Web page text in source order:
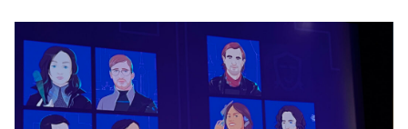
Verwandte Themen